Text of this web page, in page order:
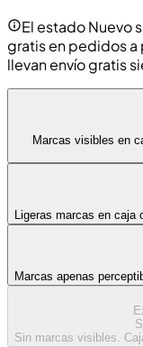
El estado Nuevo
gratis en pedidos a
llevan envío gratis
Marcas visibles en
Ligeras marcas en caja
Marcas apenas
Sin marcas visibles.